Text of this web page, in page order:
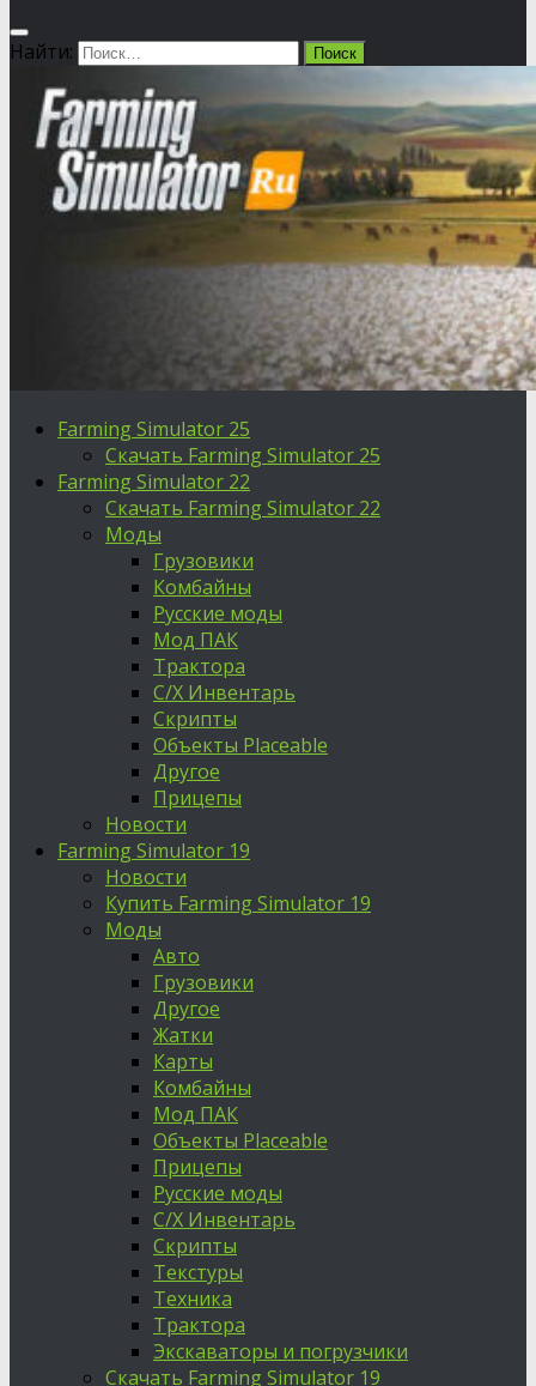
Найти:
Farming Simulator 25
Скачать Farming Simulator 25
Farming Simulator 22
Скачать Farming Simulator 22
Моды
Грузовики
Комбайны
Русские моды
Мод ПАК
Трактора
С/Х Инвентарь
Скрипты
Объекты Placeable
Другое
Прицепы
Новости
Farming Simulator 19
Новости
Купить Farming Simulator 19
Моды
Авто
Грузовики
Другое
Жатки
Карты
Комбайны
Мод ПАК
Объекты Placeable
Прицепы
Русские моды
С/Х Инвентарь
Скрипты
Текстуры
Техника
Трактора
Экскаваторы и погрузчики
Скачать Farming Simulator 19